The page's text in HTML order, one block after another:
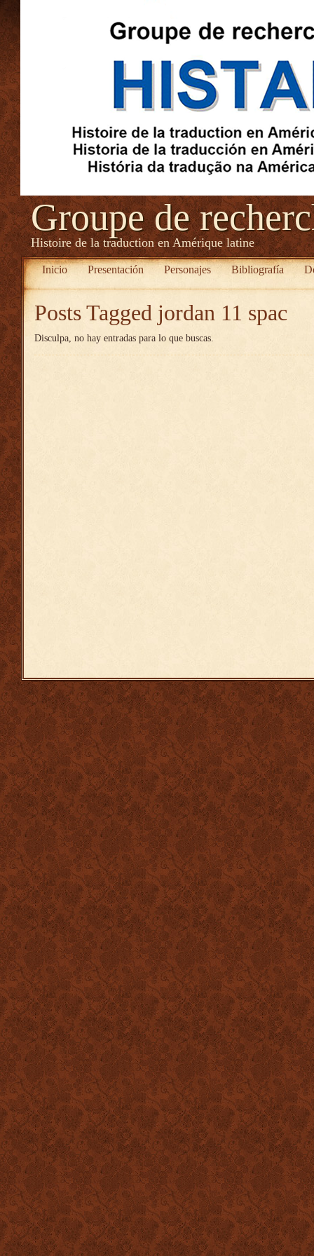
Groupe de
Histoire de la traduction en Amérique latine
Inicio Presentación Personajes Bibliografía
Posts Tagged jordan 11 spac
Disculpa, no hay entradas para lo que buscas.